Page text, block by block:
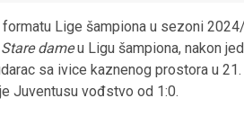
Lige šampiona u sezoni
Stare dameu Ligu šampiona, nakon
sa ivice kaznenog prostora u
Juventusu vođstvo od 1:0.